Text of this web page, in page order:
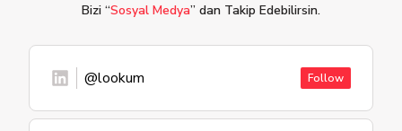
Bizi “Sosyal Medya” dan Takip Edebilirsin.
@lookum Follow